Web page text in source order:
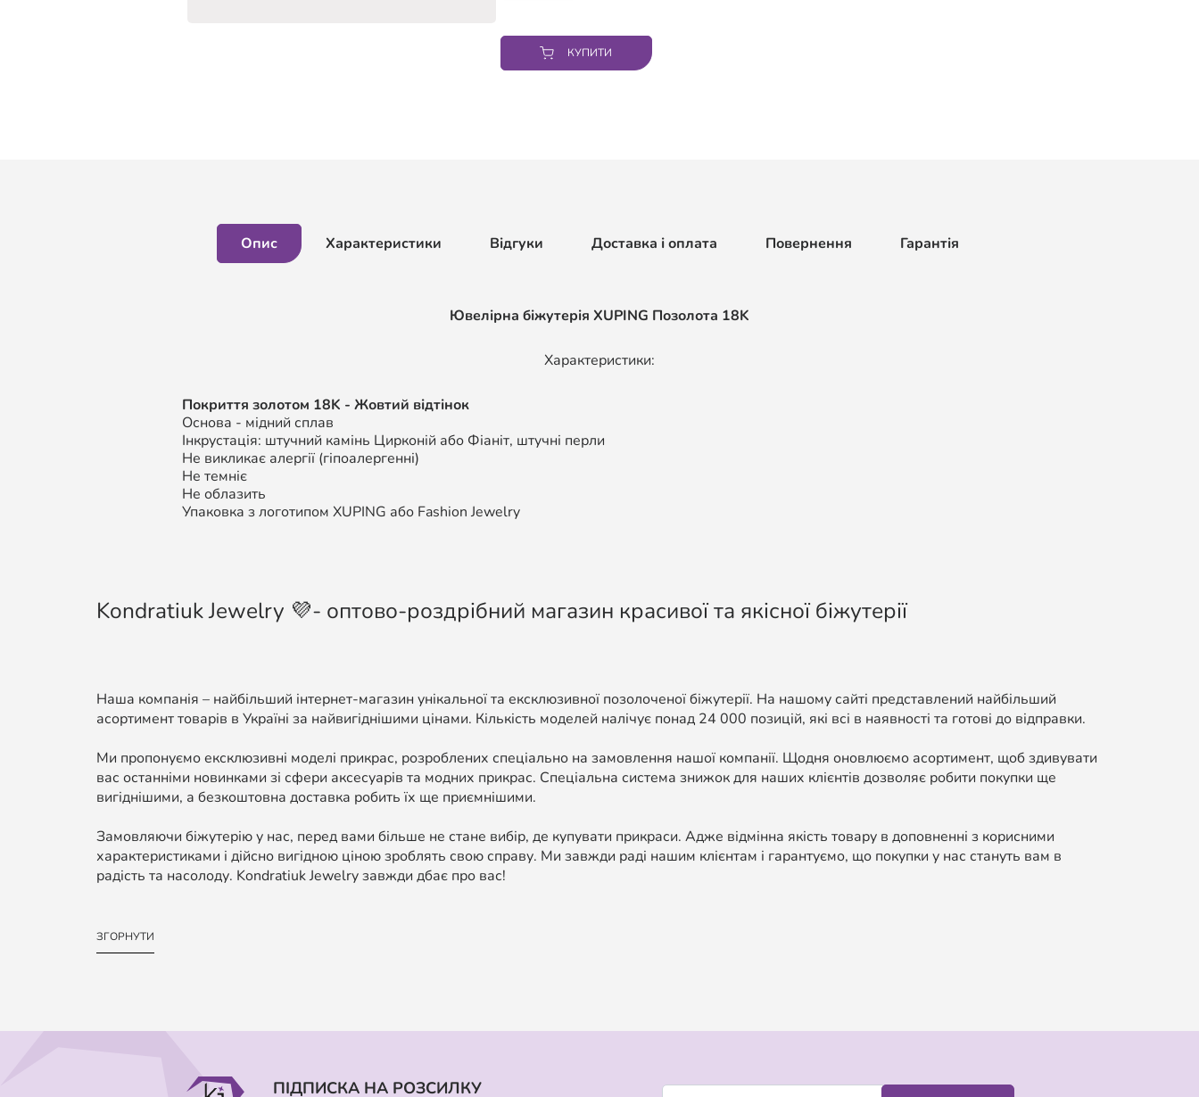
КУПИТИ
Опис Характеристики Відгуки Доставка і оплата Повернення Гарантія
Ювелірна біжутерія XUPING Позолота 18K
Характеристики:
Покриття золотом 18K - Жовтий відтінок
Основа - мідний сплав
Інкрустація: штучний камінь Цирконій або Фіаніт, штучні перли
Не викликає алергії (гіпоалергенні)
Не темніє
Не облазить
Упаковка з логотипом XUPING або Fashion Jewelry
Kondratiuk Jewelry 💜- оптово-роздрібний магазин красивої та якісної біжутерії
Наша компанія – найбільший інтернет-магазин унікальної та ексклюзивної позолоченої біжутерії. На нашому сайті представлений найбільший
асортимент товарів в Україні за найвигіднішими цінами. Кількість моделей налічує понад 24 000 позицій, які всі в наявності та готові до відправки.
Ми пропонуємо ексклюзивні моделі прикрас, розроблених спеціально на замовлення нашої компанії. Щодня оновлюємо асортимент, щоб здивувати
вас останніми новинками зі сфери аксесуарів та модних прикрас. Спеціальна система знижок для наших клієнтів дозволяє робити покупки ще
вигіднішими, а безкоштовна доставка робить їх ще приємнішими.
Замовляючи біжутерію у нас, перед вами більше не стане вибір, де купувати прикраси. Адже відмінна якість товару в доповненні з корисними
характеристиками і дійсно вигідною ціною зроблять свою справу. Ми завжди раді нашим клієнтам і гарантуємо, що покупки у нас стануть вам в
радість та насолоду. Kondratiuk Jewelry завжди дбає про вас!
ЗГОРНУТИ
ПІДПИСКА НА РОЗСИЛКУ